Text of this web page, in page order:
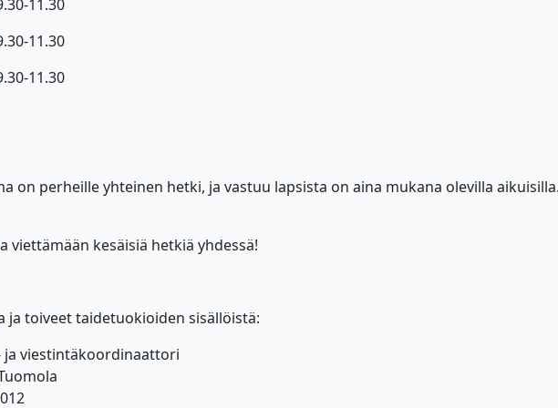
11.30
11.30
11.30
on perheille yhteinen hetki, ja vastuu lapsista on aina mukana olevilla
viettämään kesäisiä hetkiä yhdessä!
ja toiveet taidetuokioiden sisällöistä:
ja viestintäkoordinaattori